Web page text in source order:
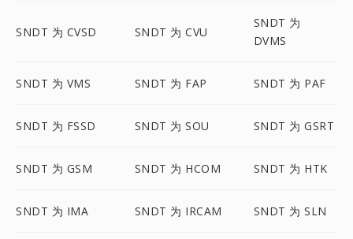
SNDT 为 CVSD SNDT 为 CVU
SNDT 为
DVMS
SNDT 为 VMS SNDT 为 FAP SNDT 为 PAF
SNDT 为 FSSD SNDT 为 SOU SNDT 为 GSRT
SNDT 为 GSM SNDT 为 HCOM SNDT 为 HTK
SNDT 为 IMA SNDT 为 IRCAM SNDT 为 SLN